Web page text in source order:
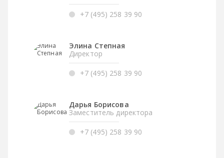
+7 (495) 258 39 90
Элина Степная
Директор
+7 (495) 258 39 90
Дарья Борисова
Заместитель директора
+7 (495) 258 39 90